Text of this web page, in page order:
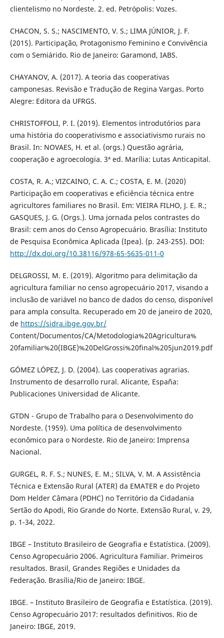
clientelismo no Nordeste. 2. ed. Petrópolis: Vozes.
CHACON, S. S.; NASCIMENTO, V. S.; LIMA JÚNIOR, J. F.
(2015). Participação, Protagonismo Feminino e Convivência
com o Semiárido. Rio de Janeiro: Garamond, IABS.
CHAYANOV, A. (2017). A teoria das cooperativas
camponesas. Revisão e Tradução de Regina Vargas. Porto
Alegre: Editora da UFRGS.
CHRISTOFFOLI, P. I. (2019). Elementos introdutórios para
uma história do cooperativismo e associativismo rurais no
Brasil. In: NOVAES, H. et al. (orgs.) Questão agrária,
cooperação e agroecologia. 3ª ed. Marília: Lutas Anticapital.
COSTA, R. A.; VIZCAINO, C. A. C.; COSTA, E. M. (2020)
Participação em cooperativas e eficiência técnica entre
agricultores familiares no Brasil. Em: VIEIRA FILHO, J. E. R.;
GASQUES, J. G. (Orgs.). Uma jornada pelos contrastes do
Brasil: cem anos do Censo Agropecuário. Brasília: Instituto
de Pesquisa Econômica Aplicada (Ipea). (p. 243-255). DOI:
http://dx.doi.org/10.38116/978-65-5635-011-0
DELGROSSI, M. E. (2019). Algoritmo para delimitação da
agricultura familiar no censo agropecuário 2017, visando a
inclusão de variável no banco de dados do censo, disponível
para ampla consulta. Recuperado em 20 de janeiro de 2020,
de https://sidra.ibge.gov.br/
Content/Documentos/CA/Metodologia%20Agricultura%
20familiar%20(IBGE)%20DelGrossi%20final%205jun2019.pdf
GÓMEZ LÓPEZ, J. D. (2004). Las cooperativas agrarias.
Instrumento de desarrollo rural. Alicante, España:
Publicaciones Universidad de Alicante.
GTDN - Grupo de Trabalho para o Desenvolvimento do
Nordeste. (1959). Uma política de desenvolvimento
econômico para o Nordeste. Rio de Janeiro: Imprensa
Nacional.
GURGEL, R. F. S.; NUNES, E. M.; SILVA, V. M. A Assistência
Técnica e Extensão Rural (ATER) da EMATER e do Projeto
Dom Helder Câmara (PDHC) no Território da Cidadania
Sertão do Apodi, Rio Grande do Norte. Extensão Rural, v. 29,
p. 1-34, 2022.
IBGE – Instituto Brasileiro de Geografia e Estatística. (2009).
Censo Agropecuário 2006. Agricultura Familiar. Primeiros
resultados. Brasil, Grandes Regiões e Unidades da
Federação. Brasília/Rio de Janeiro: IBGE.
IBGE. – Instituto Brasileiro de Geografia e Estatística. (2019).
Censo Agropecuário 2017: resultados definitivos. Rio de
Janeiro: IBGE, 2019.